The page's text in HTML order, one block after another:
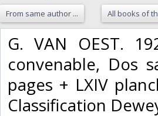
From same author ... All books of
‎G. VAN OEST.
convenable, Dos
pages + LXIV
Classification